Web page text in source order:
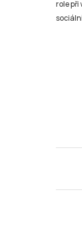
role při